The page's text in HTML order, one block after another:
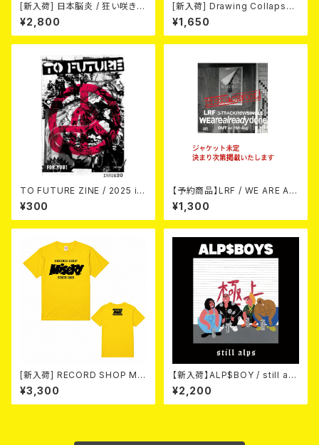
[新入荷] 日本脳炎 / 狂い咲きサ
タデーナイト(CD)
¥2,800
[新入荷] Drawing Collaps
e//IL BASTARDO / GRIND S
LAM (CD)
¥1,650
TO FUTURE ZINE / 2025 is
sue 20 (zine)
¥300
【予約商品】LRF / WE ARE AL
READY DONE (CD) 【8月15日
発売】
¥1,300
[新入荷] RECORD SHOP MIS
ERY / 33th anniversary T-s
hirts (yellow ②)
¥3,300
【新入荷】ALP$BOY / still alp
s (CD)
¥2,200